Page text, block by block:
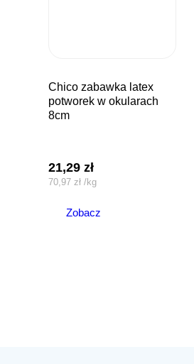
chico zabawka latex
potworek w okularach
8cm
21,29zł
70,97zł /kg
Zobacz